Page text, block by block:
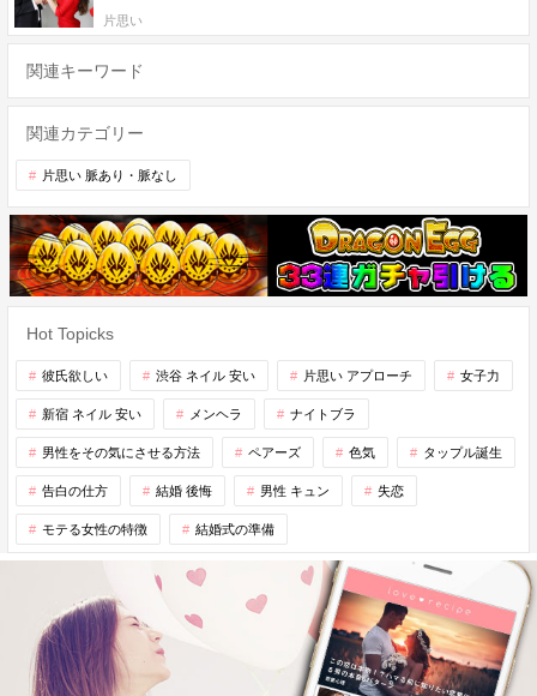
片思い
関連キーワード
関連カテゴリー
片思い 脈あり・脈なし
Hot Topicks
彼氏欲しい 渋谷 ネイル 安い 片思い アプローチ 女子力
新宿 ネイル 安い メンヘラ ナイトブラ
男性をその気にさせる方法 ペアーズ 色気 タップル誕生
告白の仕方 結婚 後悔 男性 キュン 失恋
モテる女性の特徴 結婚式の準備